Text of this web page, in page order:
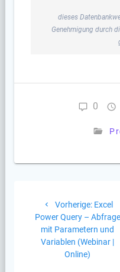
dieses
Genehmigung durch
0
Vorherige:
Beitrag:
Excel
Power Query – Abfrage
mit Parametern und
Variablen (Webinar |
Online)